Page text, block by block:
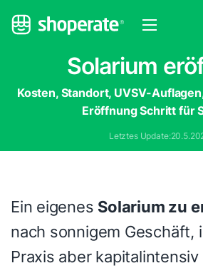
Solarium
Kosten, Standort, UVSV-
Eröffnung Schritt für
Letztes Update:
Ein eigenes Solarium zu
nach sonnigem Geschäft,
Praxis aber